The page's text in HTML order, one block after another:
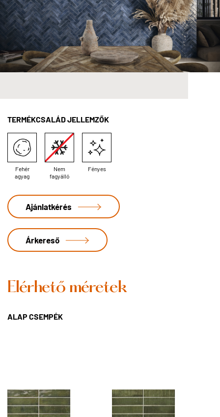
TERMÉKCSALÁD JELLEMZŐK
Fehér
agyag
Nem
fagyálló
Fényes
Ajánlatkérés
Árkereső
Elérhető méretek
ALAP CSEMPÉK